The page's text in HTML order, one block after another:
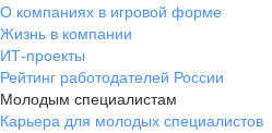
О компаниях в игровой форме
Жизнь в компании
ИТ-проекты
Рейтинг работодателей России
Молодым специалистам
Карьера для молодых специалистов